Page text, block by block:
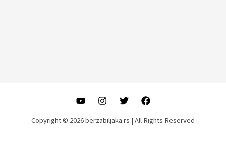
Copyright © 2026 berzabiljaka.rs | All Rights Reserved